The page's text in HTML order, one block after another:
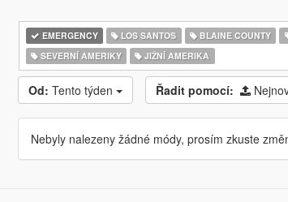
EMERGENCY LOS SANTOS BLAINE COUNTY
SEVERNÍ AMERIKY
JIŽNÍ AMERIKA
Od: Tento týden Řadit pomocí:
Nebyly nalezeny žádné módy, prosím zkuste